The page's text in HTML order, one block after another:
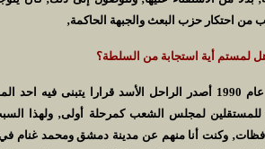
من احتكار حزب البعث والجبهة الحاكمة‚
لمستم أية استجابة من السلطة؟
ــ نعم ولكن بشكل محدود جدا ففي عام 1990 أصدر الراحل الأسد
القاضي بتخصيص 40% للمستقلين لمجلس الشعب كمرحلة
وكنت أنا منهم عن مدينة دمشق ومحمد